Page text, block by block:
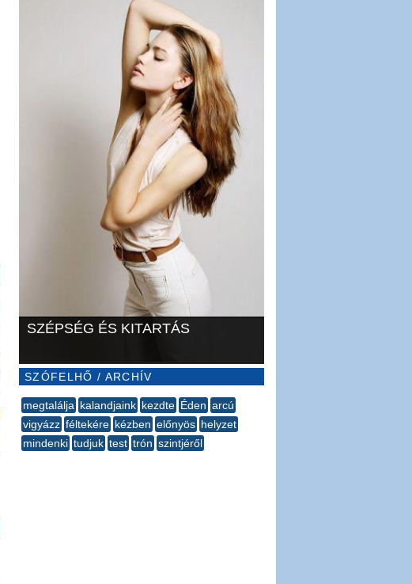
SZÉPSÉG ÉS KITARTÁS
SZÓFELHŐ / ARCHÍV
megtalálja kalandjaink kezdte Éden arcú
vigyázz féltekére kézben előnyös helyzet
mindenki tudjuk test trón szintjéről